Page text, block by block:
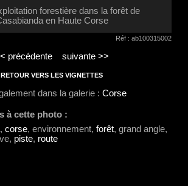
forestière dans la forêt de
en Haute Corse
Réf : ab100315002
précédente suivante >>
RETOUR VERS LES VIGNETTES
dans la galerie : Corse
à cette photo :
, corse, environnement, forêt, grand angle,
piste, route